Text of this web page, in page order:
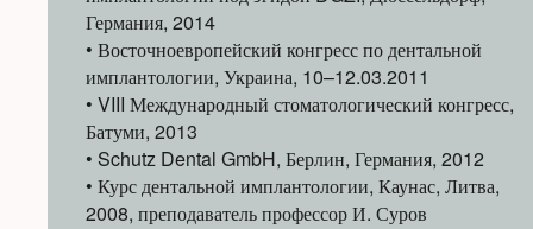
Германия, 2014
• Восточноевропейский конгресс по дентальной
имплантологии, Украина, 10–12.03.2011
• VIII Международный стоматологический конгресс,
Батуми, 2013
• Schutz Dental GmbH, Берлин, Германия, 2012
• Курс дентальной имплантологии, Каунас, Литва,
2008, преподаватель профессор И. Суров